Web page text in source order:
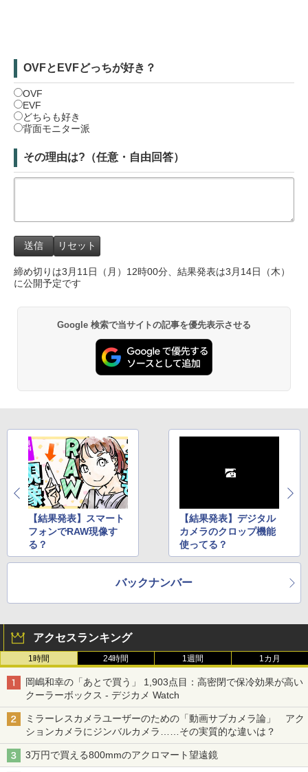
OVFとEVFどっちが好き？
OVF
EVF
どちらも好き
背面モニター派
その理由は?（任意・自由回答）
締め切りは3月11日（月）12時00分、結果発表は3月14日（木）
に公開予定です
Google 検索で当サイトの記事を優先表示させる
【結果発表】スマート
フォンでRAW現像す
る？
【結果発表】デジタル
カメラのクロップ機能
使ってる？
バックナンバー
アクセスランキング
1時間 24時間 1週間 1カ月
岡嶋和幸の「あとで買う」 1,903点目：高密閉で保冷効果が高い
クーラーボックス - デジカメ Watch
ミラーレスカメラユーザーのための「動画サブカメラ論」 アク
ションカメラにジンバルカメラ……その実質的な違いは？
3万円で買える800mmのアクロマート望遠鏡